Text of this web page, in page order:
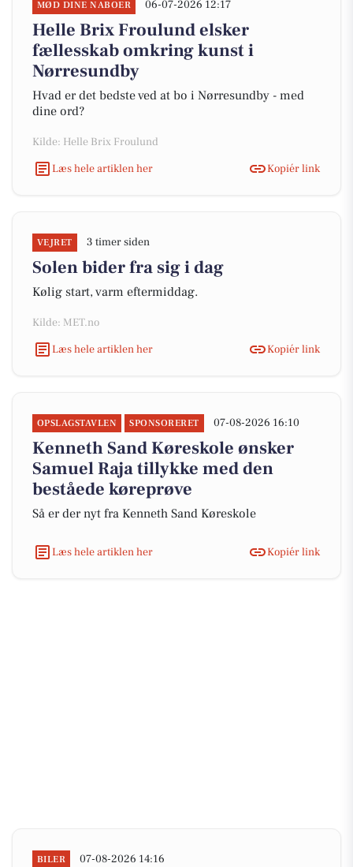
MØD DINE NABOER 06-07-2026 12:17
Helle Brix Froulund elsker
fællesskab omkring kunst i
Nørresundby
Hvad er det bedste ved at bo i Nørresundby - med
dine ord?
Kilde: Helle Brix Froulund
Læs hele artiklen her
Kopiér link
VEJRET 3 timer siden
Solen bider fra sig i dag
Kølig start, varm eftermiddag.
Kilde: MET.no
Læs hele artiklen her
Kopiér link
OPSLAGSTAVLEN SPONSORERET 07-08-2026 16:10
Kenneth Sand Køreskole ønsker
Samuel Raja tillykke med den
beståede køreprøve
Så er der nyt fra Kenneth Sand Køreskole
Læs hele artiklen her Kopiér link
BILER 07-08-2026 14:16